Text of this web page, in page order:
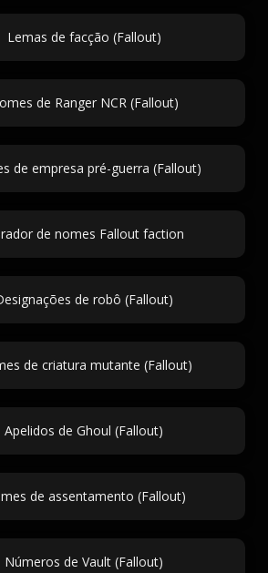
Lemas de facção (Fallout)
de Ranger NCR (Fallout)
de empresa pré-guerra (Fallout)
de nomes Fallout faction
de robô (Fallout)
de criatura mutante (Fallout)
Apelidos de Ghoul (Fallout)
de assentamento (Fallout)
Números de Vault (Fallout)